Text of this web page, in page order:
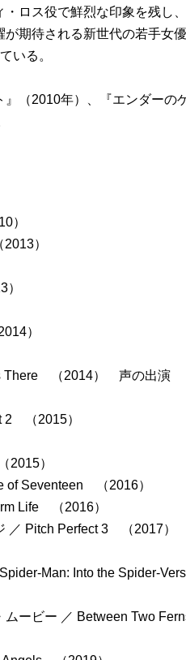
ロス役で鮮烈な印象を残し
期待される新世代の若手女
いる。
（2010年）、『エンダーの
）
）
）
There （2014） 声の出演
2 （2015）
2015）
of Seventeen （2016）
Life （2016）
／ Pitch Perfect 3 （2017）
Man: Into the Spider-
ムービー ／ Between Two